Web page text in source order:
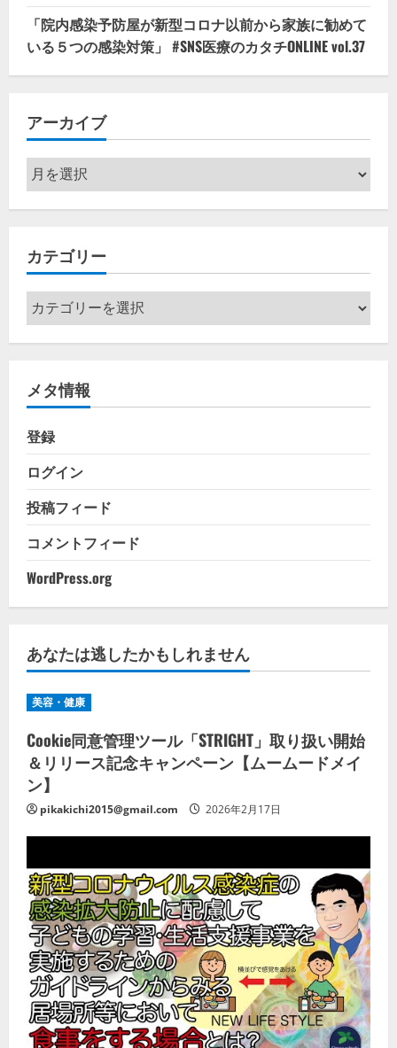
「院内感染予防屋が新型コロナ以前から家族に勧めて
いる５つの感染対策」 #SNS医療のカタチONLINE vol.37
アーカイブ
ア
ー
カ
ブ
カテゴリー
カ
テ
ゴ
ー
メタ情報
登録
ログイン
投稿フィード
コメントフィード
WordPress.org
あなたは逃したかもしれません
美容・健康
Cookie同意管理ツール「STRIGHT」取り扱い開始
＆リリース記念キャンペーン【ムームードメイ
ン】
pikakichi2015@gmail.com 2026年2月17日